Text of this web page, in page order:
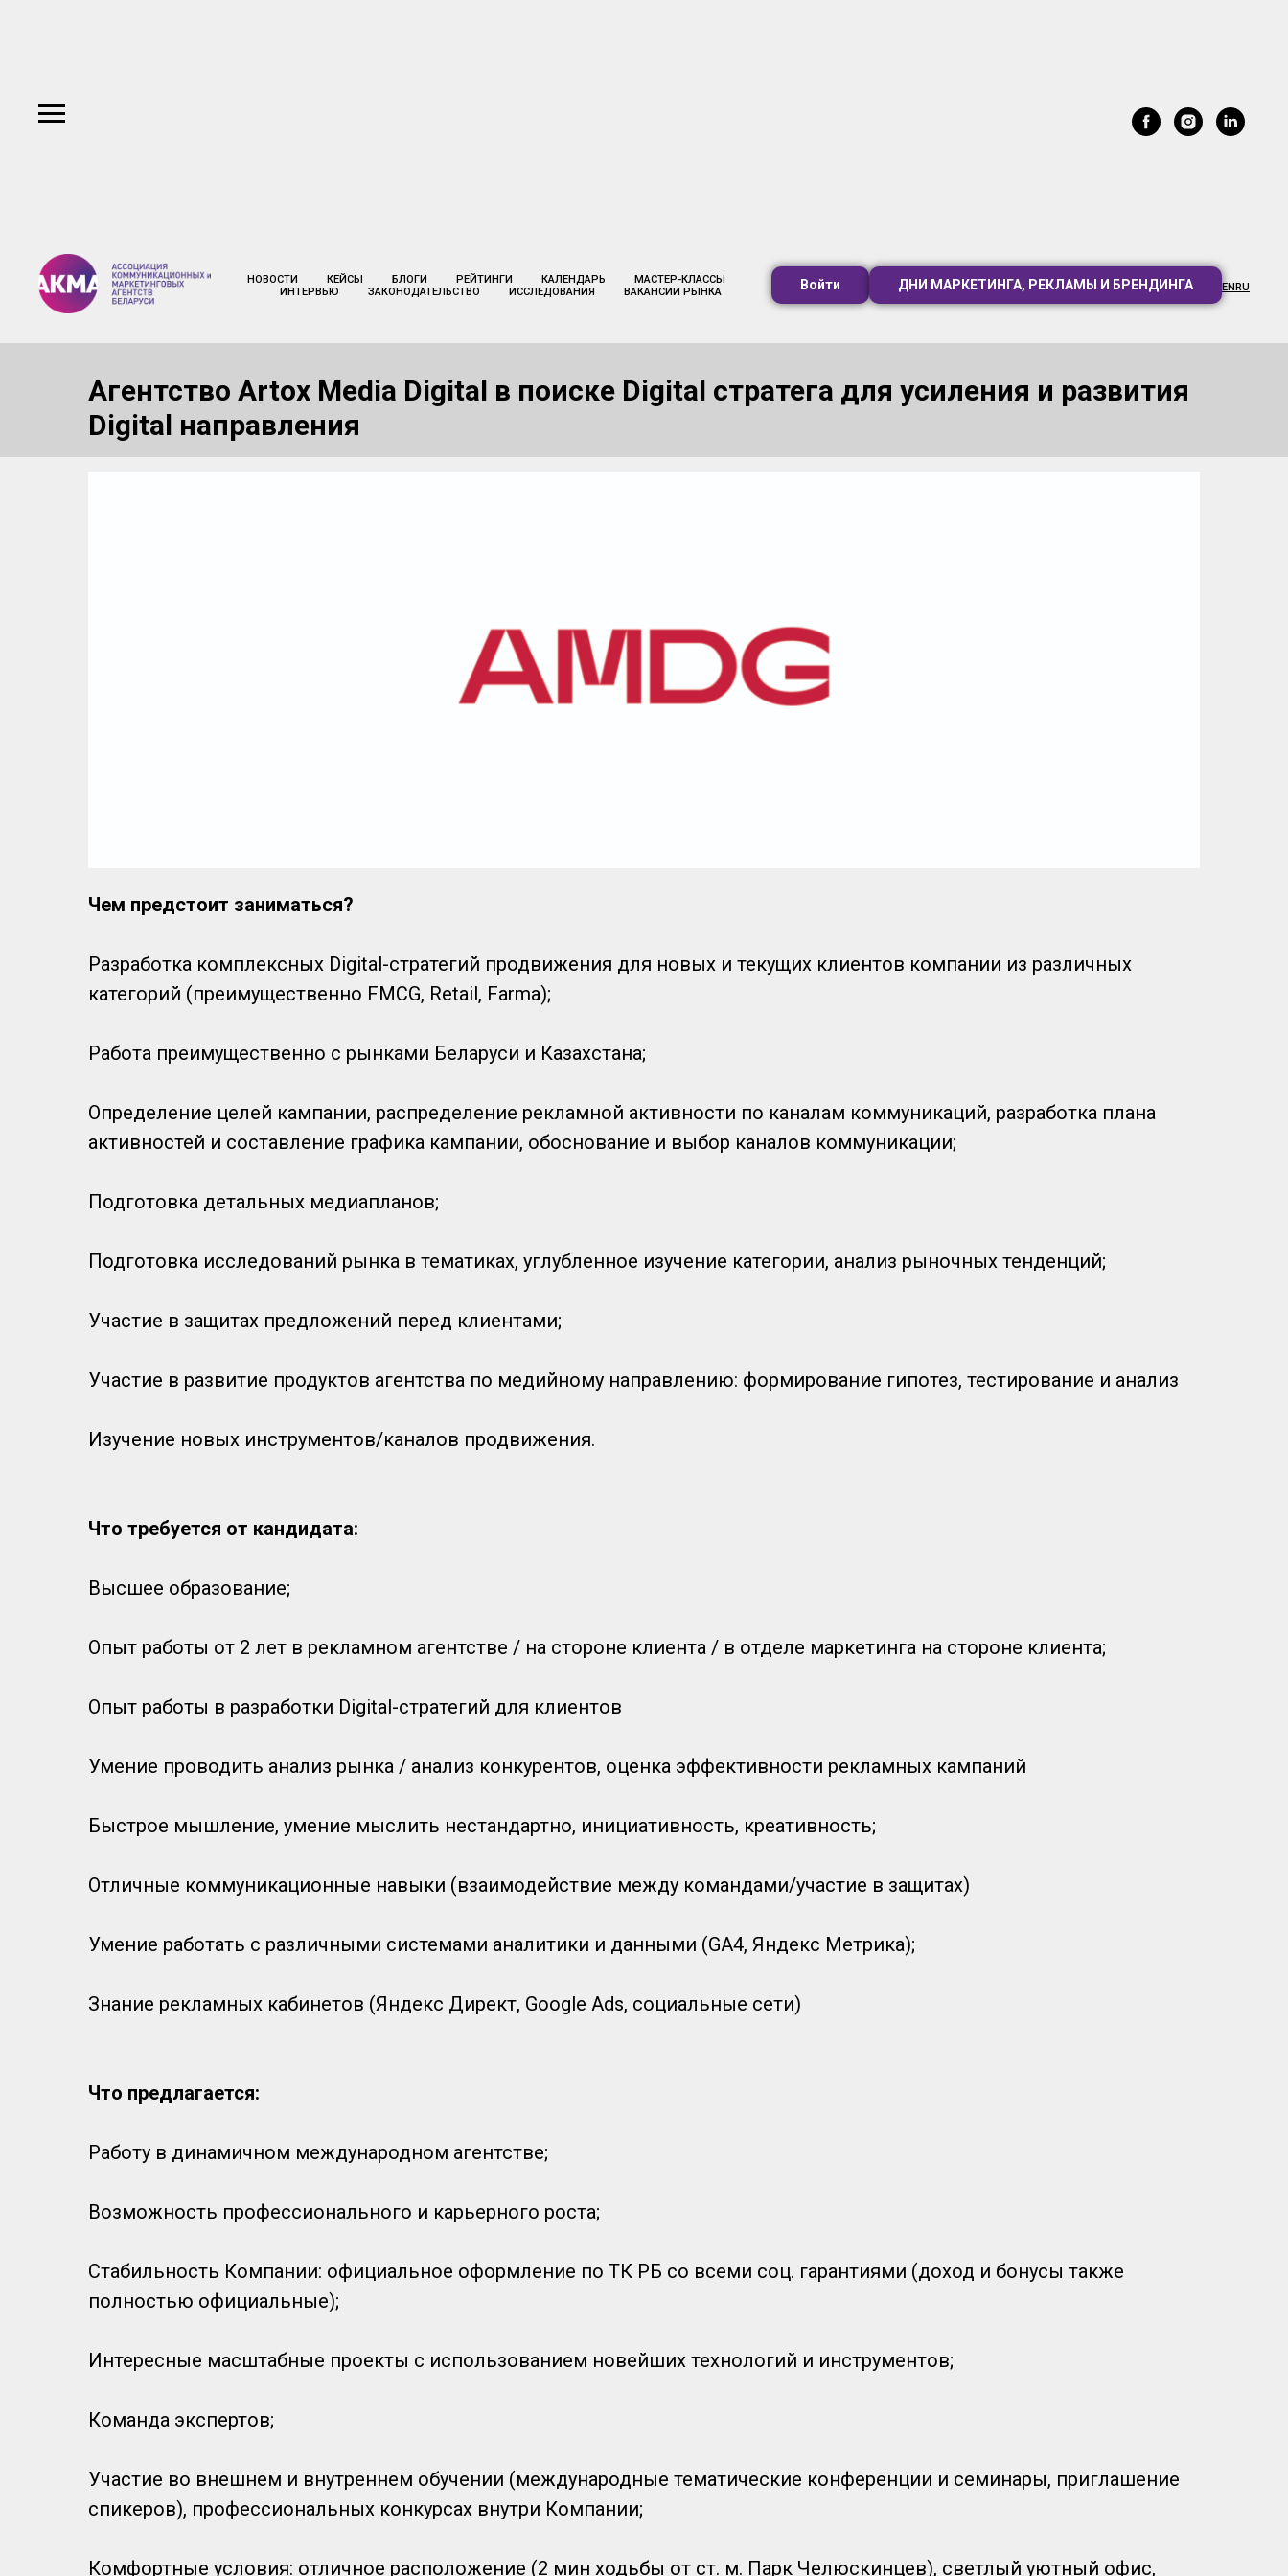
НОВОСТИ КЕЙСЫ БЛОГИ РЕЙТИНГИ КАЛЕНДАРЬ
МАСТЕР-КЛАССЫ
ИНТЕРВЬЮ
ЗАКОНОДАТЕЛЬСТВО ИССЛЕДОВАНИЯ ВАКАНСИИ РЫНКА Войти ДНИ МАРКЕТИНГА, РЕКЛАМЫ И БРЕНДИНГА EN RU
Агентство Artox Media Digital в поиске Digital стратега для усиления и развития
Digital направления
Чем предстоит заниматься?
Разработка комплексных Digital-стратегий продвижения для новых и текущих клиентов компании из различных
категорий (преимущественно FMCG, Retail, Farma);
Работа преимущественно с рынками Беларуси и Казахстана;
Определение целей кампании, распределение рекламной активности по каналам коммуникаций, разработка плана
активностей и составление графика кампании, обоснование и выбор каналов коммуникации;
Подготовка детальных медиапланов;
Подготовка исследований рынка в тематиках, углубленное изучение категории, анализ рыночных тенденций;
Участие в защитах предложений перед клиентами;
Участие в развитие продуктов агентства по медийному направлению: формирование гипотез, тестирование и анализ
Изучение новых инструментов/каналов продвижения.
Что требуется от кандидата:
Высшее образование;
Опыт работы от 2 лет в рекламном агентстве / на стороне клиента / в отделе маркетинга на стороне клиента;
Опыт работы в разработки Digital-стратегий для клиентов
Умение проводить анализ рынка / анализ конкурентов, оценка эффективности рекламных кампаний
Быстрое мышление, умение мыслить нестандартно, инициативность, креативность;
Отличные коммуникационные навыки (взаимодействие между командами/участие в защитах)
Умение работать с различными системами аналитики и данными (GA4, Яндекс Метрика);
Знание рекламных кабинетов (Яндекс Директ, Google Ads, социальные сети)
Что предлагается:
Работу в динамичном международном агентстве;
Возможность профессионального и карьерного роста;
Стабильность Компании: официальное оформление по ТК РБ со всеми соц. гарантиями (доход и бонусы также
полностью официальные);
Интересные масштабные проекты с использованием новейших технологий и инструментов;
Команда экспертов;
Участие во внешнем и внутреннем обучении (международные тематические конференции и семинары, приглашение
спикеров), профессиональных конкурсах внутри Компании;
Комфортные условия: отличное расположение (2 мин ходьбы от ст. м. Парк Челюскинцев), светлый уютный офис,